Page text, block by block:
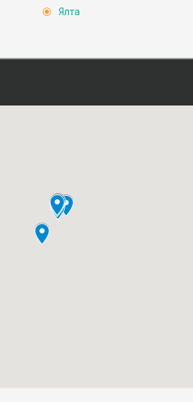
Ялта